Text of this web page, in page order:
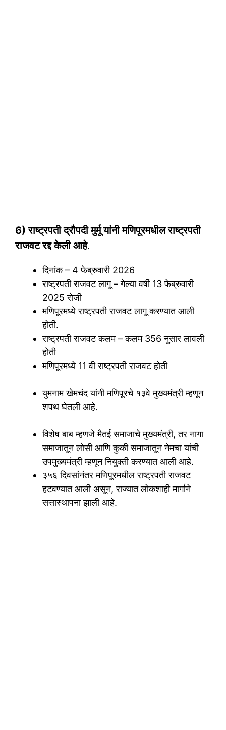
6) राष्ट्रपती द्रौपदी मुर्मू यांनी मणिपूरमधील राष्ट्रपती
राजवट रद्द केली आहे.
दिनांक – 4 फेब्रुवारी 2026
राष्ट्रपती राजवट लागू – गेल्या वर्षी 13 फेब्रुवारी
2025 रोजी
मणिपूरमध्ये राष्ट्रपती राजवट लागू करण्यात आली
होती.
राष्ट्रपती राजवट कलम – कलम 356 नुसार लावली
होती
मणिपूरमध्ये 11 वी राष्ट्रपती राजवट होती
युमनाम खेमचंद यांनी मणिपूरचे १३वे मुख्यमंत्री म्हणून
शपथ घेतली आहे.
विशेष बाब म्हणजे मैतई समाजाचे मुख्यमंत्री, तर नागा
समाजातून लोसी आणि कुकी समाजातून नेमचा यांची
उपमुख्यमंत्री म्हणून नियुक्ती करण्यात आली आहे.
३५६ दिवसांनंतर मणिपूरमधील राष्ट्रपती राजवट
हटवण्यात आली असून, राज्यात लोकशाही मार्गाने
सत्तास्थापना झाली आहे.